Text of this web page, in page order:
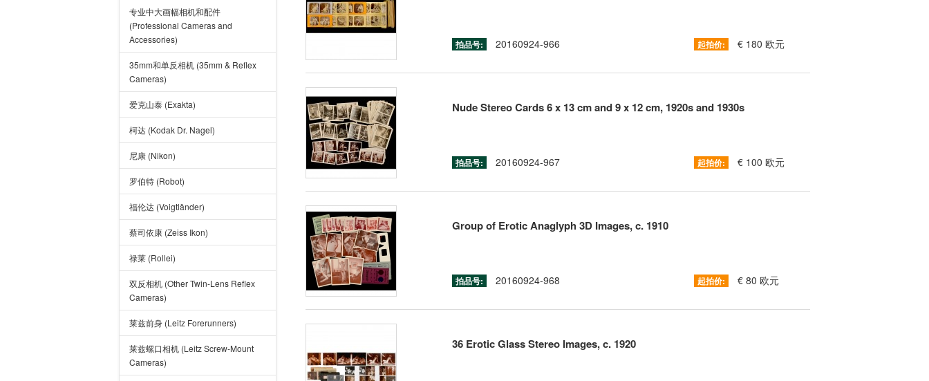
专业中大画幅相机和配件
(Professional Cameras and
Accessories)
35mm和单反相机 (35mm & Reflex
Cameras)
爱克山泰 (Exakta)
柯达 (Kodak Dr. Nagel)
尼康 (Nikon)
罗伯特 (Robot)
福伦达 (Voigtländer)
蔡司依康 (Zeiss Ikon)
禄莱 (Rollei)
双反相机 (Other Twin-Lens Reflex
Cameras)
莱兹前身 (Leitz Forerunners)
莱兹螺口相机 (Leitz Screw-Mount
Cameras)
拍品号: 20160924-966 起拍价: € 180 欧元
Nude Stereo Cards 6 x 13 cm and 9 x 12 cm, 1920s and 1930s
拍品号: 20160924-967 起拍价: € 100 欧元
Group of Erotic Anaglyph 3D Images, c. 1910
拍品号: 20160924-968 起拍价: € 80 欧元
36 Erotic Glass Stereo Images, c. 1920